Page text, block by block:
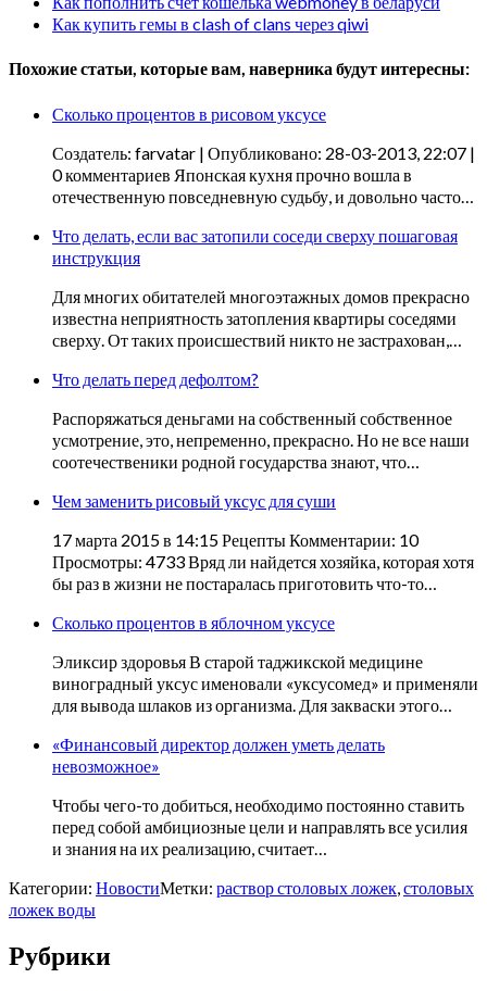
Как купить гемы в clash of clans через qiwi
Похожие статьи, которые вам, наверника будут интересны:
Сколько процентов в рисовом уксусе
Создатель: farvatar | Опубликовано: 28-03-2013, 22:07 |
0 комментариев Японская кухня прочно вошла в
отечественную повседневную судьбу, и довольно часто…
Что делать, если вас затопили соседи сверху пошаговая
инструкция
Для многих обитателей многоэтажных домов прекрасно
известна неприятность затопления квартиры соседями
сверху. От таких происшествий никто не застрахован,…
Что делать перед дефолтом?
Распоряжаться деньгами на собственный собственное
усмотрение, это, непременно, прекрасно. Но не все наши
соотечественики родной государства знают, что…
Чем заменить рисовый уксус для суши
17 марта 2015 в 14:15 Рецепты Комментарии: 10
Просмотры: 4733 Вряд ли найдется хозяйка, которая хотя
бы раз в жизни не постаралась приготовить что-то…
Сколько процентов в яблочном уксусе
Эликсир здоровья В старой таджикской медицине
виноградный уксус именовали «уксусомед» и применяли
для вывода шлаков из организма. Для закваски этого…
«Финансовый директор должен уметь делать
невозможное»
Чтобы чего-то добиться, необходимо постоянно ставить
перед собой амбициозные цели и направлять все усилия
и знания на их реализацию, считает…
Категории: НовостиМетки: раствор столовых ложек столовых
ложек воды
Рубрики